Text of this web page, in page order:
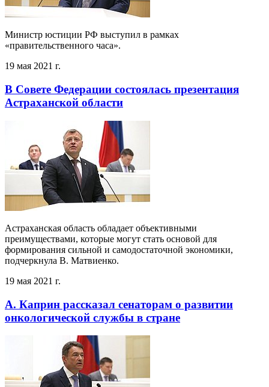
Министр юстиции РФ выступил в рамках
«правительственного часа».
19 мая 2021 г.
В Совете Федерации состоялась презентация
Астраханской области
Астраханская область обладает объективными
преимуществами, которые могут стать основой для
формирования сильной и самодостаточной экономики,
подчеркнула В. Матвиенко.
19 мая 2021 г.
А. Каприн рассказал сенаторам о развитии
онкологической службы в стране